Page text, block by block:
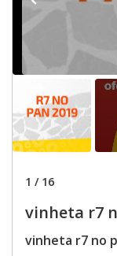
1 / 16
vinheta r7
vinheta r7 no